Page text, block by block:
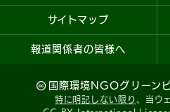
サイトマップ
報道関係者の皆様へ
国際環境NGOグリーン
特に明記しない限り 、当ウ